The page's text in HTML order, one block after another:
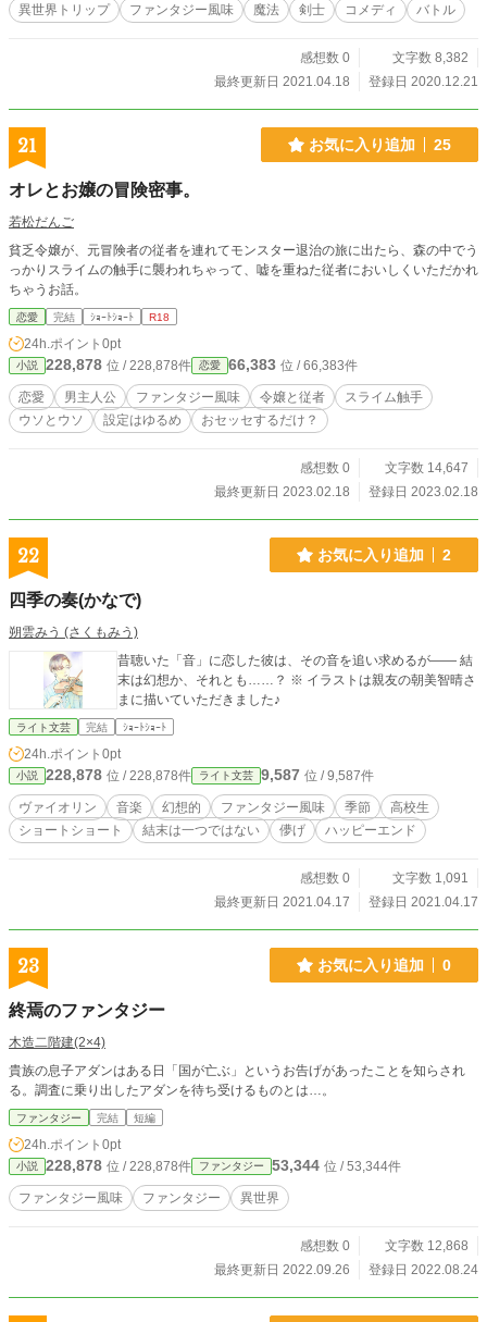
異世界トリップ ファンタジー風味 魔法 剣士 コメディ バトル
感想数 0
文字数 8,382
最終更新日 2021.04.18
登録日 2020.12.21
21 お気に入り追加 25
オレとお嬢の冒険密事。
若松だんご
貧乏令嬢が、元冒険者の従者を連れてモンスター退治の旅に出たら、森の中でう
っかりスライムの触手に襲われちゃって、嘘を重ねた従者においしくいただかれ
ちゃうお話。
恋愛 完結 ｼｮｰﾄｼｮｰﾄ R18
24h.ポイント 0pt
小説 228,878 位 / 228,878件 恋愛 66,383 位 / 66,383件
恋愛 男主人公 ファンタジー風味 令嬢と従者
スライム触手
ウソとウソ
設定はゆるめ おセッセするだけ？
感想数 0
文字数 14,647
最終更新日 2023.02.18
登録日 2023.02.18
22 お気に入り追加 2
四季の奏(かなで)
朔雲みう (さくもみう)
昔聴いた「音」に恋した彼は、その音を追い求めるが―― 結
末は幻想か、それとも……？ ※ イラストは親友の朝美智晴さ
まに描いていただきました♪
ライト文芸 完結 ｼｮｰﾄｼｮｰﾄ
24h.ポイント 0pt
小説 228,878 位 / 228,878件 ライト文芸 9,587 位 / 9,587件
ヴァイオリン 音楽 幻想的 ファンタジー風味 季節
高校生
ショートショート
結末は一つではない 儚げ ハッピーエンド
感想数 0
文字数 1,091
最終更新日 2021.04.17
登録日 2021.04.17
23 お気に入り追加 0
終焉のファンタジー
木造二階建(2×4)
貴族の息子アダンはある日「国が亡ぶ」というお告げがあったことを知らされ
る。調査に乗り出したアダンを待ち受けるものとは…。
ファンタジー 完結 短編
24h.ポイント 0pt
小説 228,878 位 / 228,878件 ファンタジー 53,344 位 / 53,344件
ファンタジー風味 ファンタジー 異世界
感想数 0
文字数 12,868
最終更新日 2022.09.26
登録日 2022.08.24